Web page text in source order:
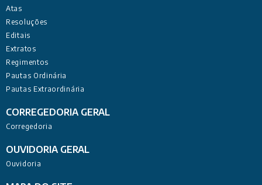
Atas
Resoluções
Editais
Extratos
Regimentos
Pautas Ordinária
Pautas Extraordinária
CORREGEDORIA GERAL
Corregedoria
OUVIDORIA GERAL
Ouvidoria